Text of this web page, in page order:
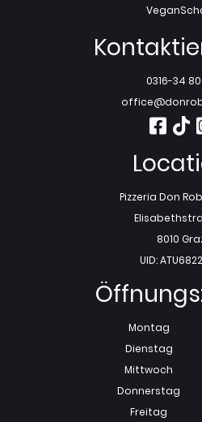
Vegan
0316-34
Pizzeria Don
8010
UID:
Montag
Dienstag
Mittwoch
Donnerstag
Freitag